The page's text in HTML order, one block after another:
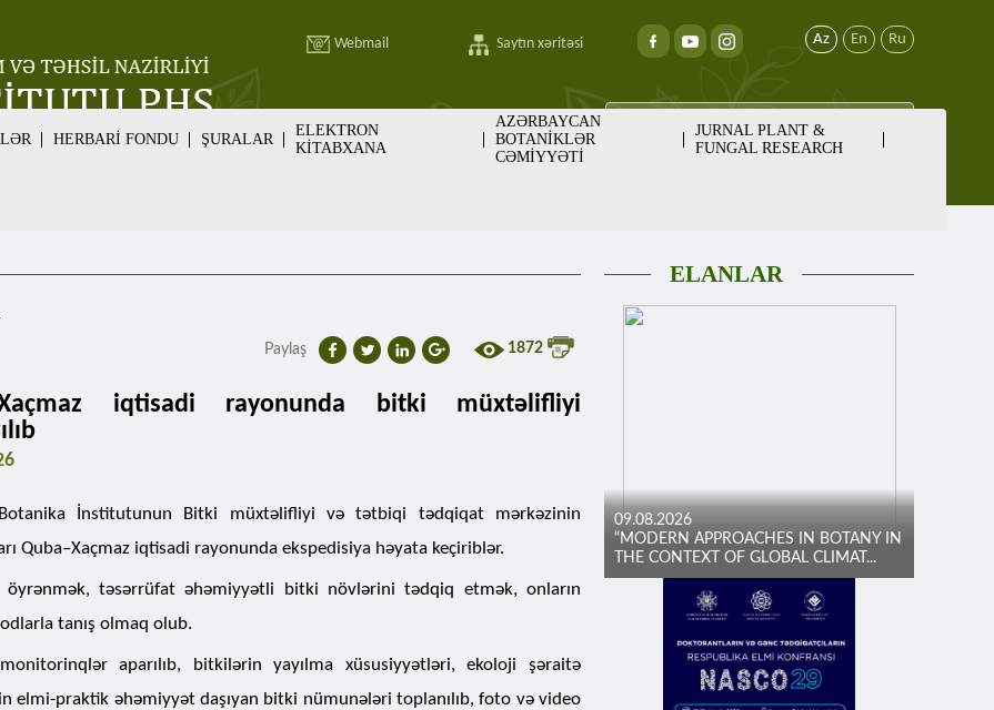
Webmail Saytın xəritəsi Az En Ru
HERBARİ FONDU ŞURALAR
ELEKTRON
KİTABXANA
AZƏRBAYCAN
BOTANİKLƏR
CƏMİYYƏTİ
JURNAL PLANT &
FUNGAL RESEARCH
Paylaş 1872
iqtisadi rayonunda bitki müxtəlifliyi
İnstitutunun Bitki müxtəlifliyi və tətbiqi tədqiqat mərkəzinin
Quba–Xaçmaz iqtisadi rayonunda ekspedisiya həyata keçiriblər.
öyrənmək, təsərrüfat əhəmiyyətli bitki növlərini tədqiq etmək, onların
tanış olmaq olub.
aparılıb, bitkilərin yayılma xüsusiyyətləri, ekoloji şəraitə
elmi-praktik əhəmiyyət daşıyan bitki nümunələri toplanılıb, foto və video
ELANLAR
09.08.2026
“MODERN APPROACHES IN BOTANY IN
THE CONTEXT OF GLOBAL CLIMAT...